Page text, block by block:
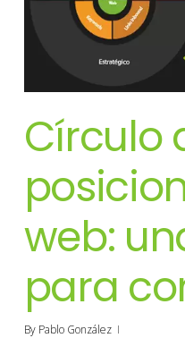
Círculo
web:
para
By Pablo González